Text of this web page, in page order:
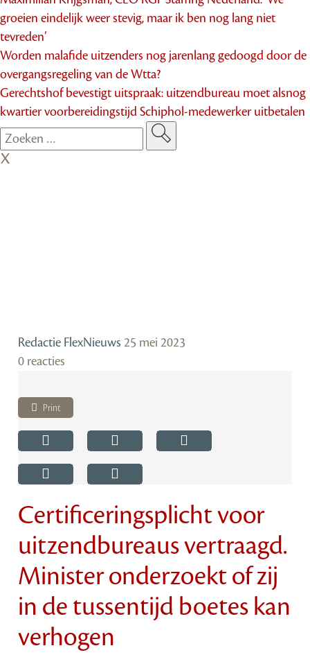
groeien eindelijk weer stevig, maar ik ben nog lang niet
tevreden’
Worden malafide uitzenders nog jarenlang gedoogd door de
overgangsregeling van de Wtta?
Gerechtshof bevestigt uitspraak: uitzendbureau moet alsnog
kwartier voorbereidingstijd Schiphol-medewerker uitbetalen
Redactie FlexNieuws 25 mei 2023
0 reacties
Print
Certificeringsplicht voor
uitzendbureaus vertraagd.
Minister onderzoekt of zij
in de tussentijd boetes kan
verhogen